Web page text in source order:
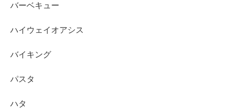
バーベキュー
ハイウェイオアシス
バイキング
パスタ
ハタ